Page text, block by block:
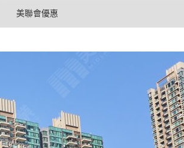
美聯會優惠